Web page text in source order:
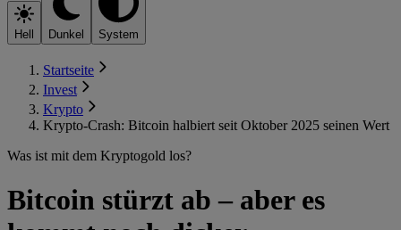
Hell Dunkel System
Startseite
Invest
Krypto
Krypto-Crash: Bitcoin halbiert seit Oktober 2025 seinen Wert
Was ist mit dem Kryptogold los?
Bitcoin stürzt ab – aber es